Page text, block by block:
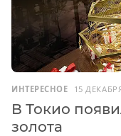
ИНТЕРЕСНОЕ 15
В Токио
золота